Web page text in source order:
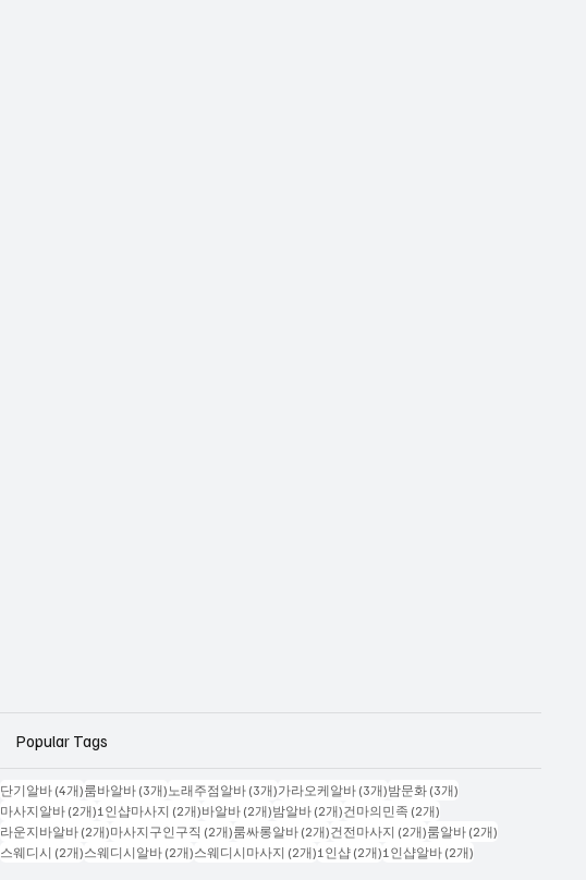
Popular Tags
단기알바 (4개)게시물 4개
룸바알바 (3개) 게시물 3개
노래주점알바 (3개)게시물 3개
가라오케알바 (3개)게시물 3개
밤문화 (3개)
마사지알바 (2개)게시물 2개
1인샵마사지 (2개)게시물 2개
바알바 (2개)게시물 2개
밤알바 (2개)게시물 2개
건마의민족 (2개)
라운지바알바 (2개)게시물 2개
마사지구인구직 (2개)게시물 2개
룸싸롱알바 (2개)게시물 2개
건전마사지 (2개)게시물 2개
룸알바 (2개)
스웨디시 (2개)게시물 2개
스웨디시알바 (2개)게시물 2개
스웨디시마사지 (2개)게시물 2개
1인샵 (2개)게시물 2개
1인샵알바 (2개)